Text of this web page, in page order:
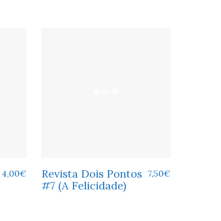
4,00€
Revista Dois Pontos
#7 (A Felicidade)
7,50€